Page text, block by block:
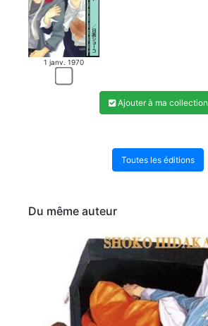
1 janv. 1970
Ajouter à ma collection
Toutes les éditions
Du même auteur